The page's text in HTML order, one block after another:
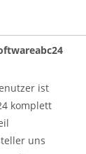
ist
komplett
uns